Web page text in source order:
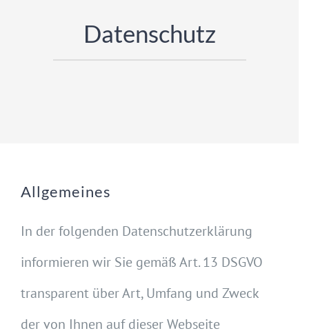
Datenschutz
Allgemeines
In der folgenden Datenschutzerklärung
informieren wir Sie gemäß Art. 13 DSGVO
transparent über Art, Umfang und Zweck
der von Ihnen auf dieser Webseite